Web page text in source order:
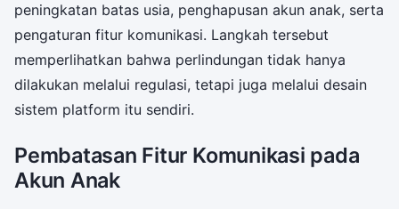
peningkatan batas usia, penghapusan akun anak, serta
pengaturan fitur komunikasi. Langkah tersebut
memperlihatkan bahwa perlindungan tidak hanya
dilakukan melalui regulasi, tetapi juga melalui desain
sistem platform itu sendiri.
Pembatasan Fitur Komunikasi pada
Akun Anak